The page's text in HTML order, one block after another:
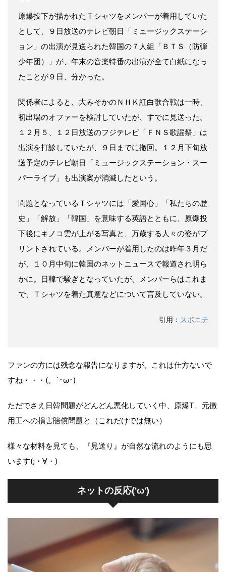
原爆投下が描かれたＴシャツをメンバーが着用していた
として、９日放送のテレビ朝日「ミュージックステーシ
ョン」の出演が見送られた韓国の７人組「ＢＴＳ（防弾
少年団）」が、年末の音楽特番の出演が全て白紙になっ
たことが９日、分かった。
関係者によると、大みそかのＮＨＫ紅白歌合戦は一時、
初出場のオファーを検討していたが、すでに見送った。
１２月５、１２日放送のフジテレビ「ＦＮＳ歌謡祭」は
出演を打診していたが、９日までに撤回。１２月下旬放
送予定のテレビ朝日「ミュージックステーション・スー
パーライブ」も出演案が消滅したという。
問題となっているＴシャツには「愛国心」「私たちの歴
史」「解放」「韓国」を意味する英語とともに、原爆投
下後にキノコ雲が上がる写真と、万歳する人々の姿がプ
リントされている。メンバーが着用したのは昨年３月だ
が、１０月中旬に韓国のネットニュースで報道され明ら
かに。日韓で騒ぎとなっていたが、メンバーらはこれま
で、Ｔシャツを着た真意などについて言及していない。
引用： スポニチ
ファンの方には残念な報告になりますが、これは仕方ないで
すね・・・(。´･ω･)
ただでさえ日韓問題がどんどん悪化していく中、原爆T、元徴
用工への損害賠償問題と（これだけでは無い）
様々な材料を見ても、『見送り』が自然な流れのようにも思
います(;・∀・)
ネットの反応('ω')